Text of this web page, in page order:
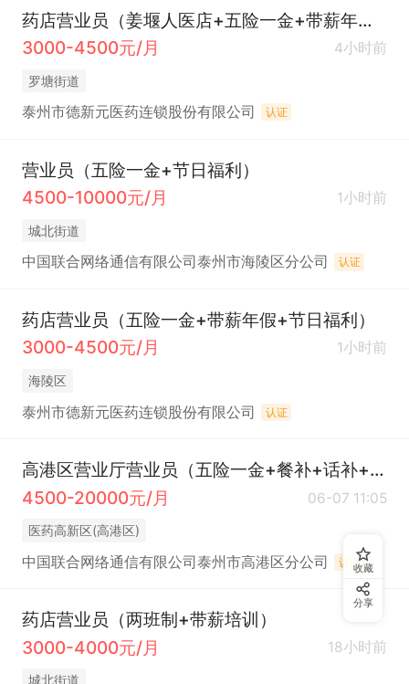
药店营业员（姜堰人医店+五险一金+带薪年假）
3000-4500元/月
4小时前
罗塘街道
泰州市德新元医药连锁股份有限公司 认证
营业员（五险一金+节日福利）
4500-10000元/月
1小时前
城北街道
中国联合网络通信有限公司泰州市海陵区分公司 认证
药店营业员（五险一金+带薪年假+节日福利）
3000-4500元/月
1小时前
海陵区
泰州市德新元医药连锁股份有限公司 认证
高港区营业厅营业员（五险一金+餐补+话补+节日福利+带薪年休假）
4500-20000元/月
06-07 11:05
医药高新区(高港区)
中国联合网络通信有限公司泰州市高港区分公司 认证
药店营业员（两班制+带薪培训）
3000-4000元/月
18小时前
城北街道
收藏
分享